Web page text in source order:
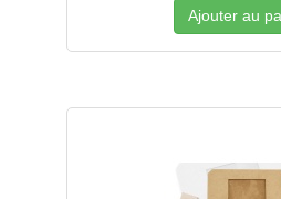
Ajouter au